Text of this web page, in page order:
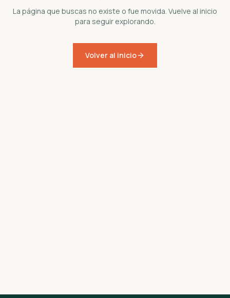
La página que buscas no existe o fue movida. Vuelve al inicio
para seguir explorando.
Volver al inicio